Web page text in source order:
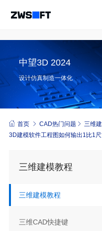
中望3D 2024
设计仿真制造一体化
首页 CAD热门问题 三维
3D建模软件工程图如何输出1比1
三维建模教程
三维建模教程
三维CAD快捷键